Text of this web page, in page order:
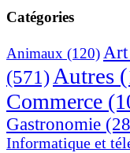
latérale
principale
ce
site
Catégories
Animaux (120)Art
(571) Autres
Commerce
Gastronomie
Informatique et